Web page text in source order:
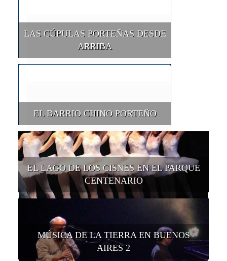
LAS CÚPULAS PORTEÑAS DESDE
ARRIBA
EL BARRIO CHINO PORTEÑO
EL LAGO DE LOS CISNES EN EL PARQUE
CENTENARIO
MÚSICA DE LA TIERRA EN BUENOS
AIRES 2